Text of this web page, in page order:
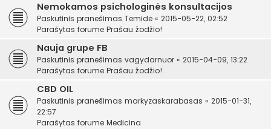
Nemokamos psichologinės konsultacijos
Paskutinis pranešimas Temidė « 2015-05-22, 02:52
Parašytas forume Prašau žodžio!
Nauja grupe FB
Paskutinis pranešimas vagydarnuor « 2015-04-09, 13:22
Parašytas forume Prašau žodžio!
CBD OIL
Paskutinis pranešimas markyzaskarabasas « 2015-01-31,
22:57
Parašytas forume Medicina